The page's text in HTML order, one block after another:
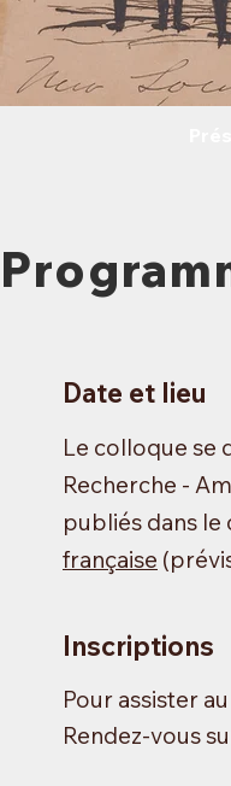
Date et lieu
Le colloque se
Recherche -
publiés dans le
française
Inscriptions
Pour assister
Rendez-vous